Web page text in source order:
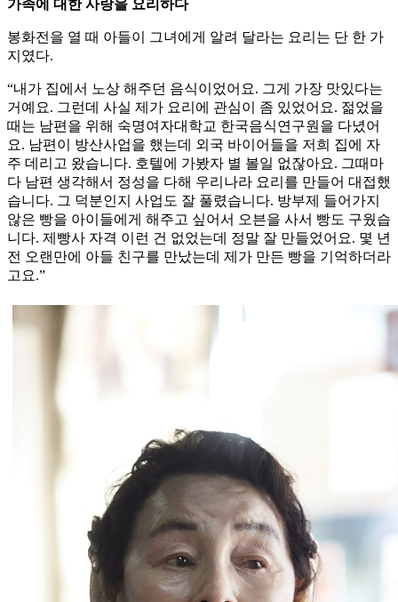
가족에 대한 사랑을 요리하다
봉화전을 열 때 아들이 그녀에게 알려 달라는 요리는 단 한 가
지였다.
“내가 집에서 노상 해주던 음식이었어요. 그게 가장 맛있다는
거예요. 그런데 사실 제가 요리에 관심이 좀 있었어요. 젊었을
때는 남편을 위해 숙명여자대학교 한국음식연구원을 다녔어
요. 남편이 방산사업을 했는데 외국 바이어들을 저희 집에 자
주 데리고 왔습니다. 호텔에 가봤자 별 볼일 없잖아요. 그때마
다 남편 생각해서 정성을 다해 우리나라 요리를 만들어 대접했
습니다. 그 덕분인지 사업도 잘 풀렸습니다. 방부제 들어가지
않은 빵을 아이들에게 해주고 싶어서 오븐을 사서 빵도 구웠습
니다. 제빵사 자격 이런 건 없었는데 정말 잘 만들었어요. 몇 년
전 오랜만에 아들 친구를 만났는데 제가 만든 빵을 기억하더라
고요.”